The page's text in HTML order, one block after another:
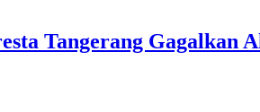
Tangerang Gagalkan